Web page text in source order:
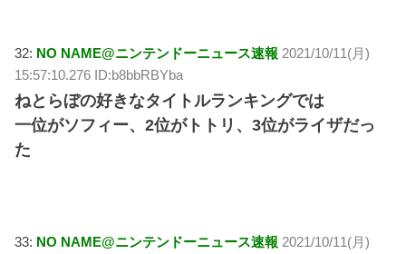
32: NO NAME@ニンテンドーニュース速報 2021/10/11(月)
15:57:10.276 ID:b8bbRBYba
ねとらぼの好きなタイトルランキングでは
一位がソフィー、2位がトトリ、3位がライザだっ
た
33: NO NAME@ニンテンドーニュース速報 2021/10/11(月)